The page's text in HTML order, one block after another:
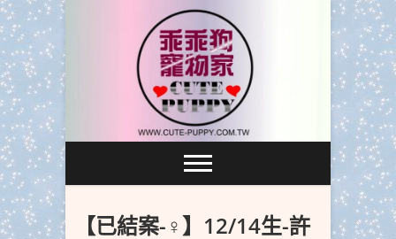
【已結案-♀】12/14生-許